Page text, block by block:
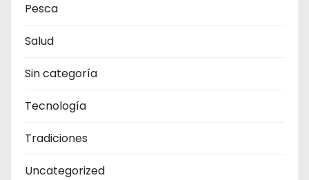
Pesca
Salud
Sin categoría
Tecnología
Tradiciones
Uncategorized